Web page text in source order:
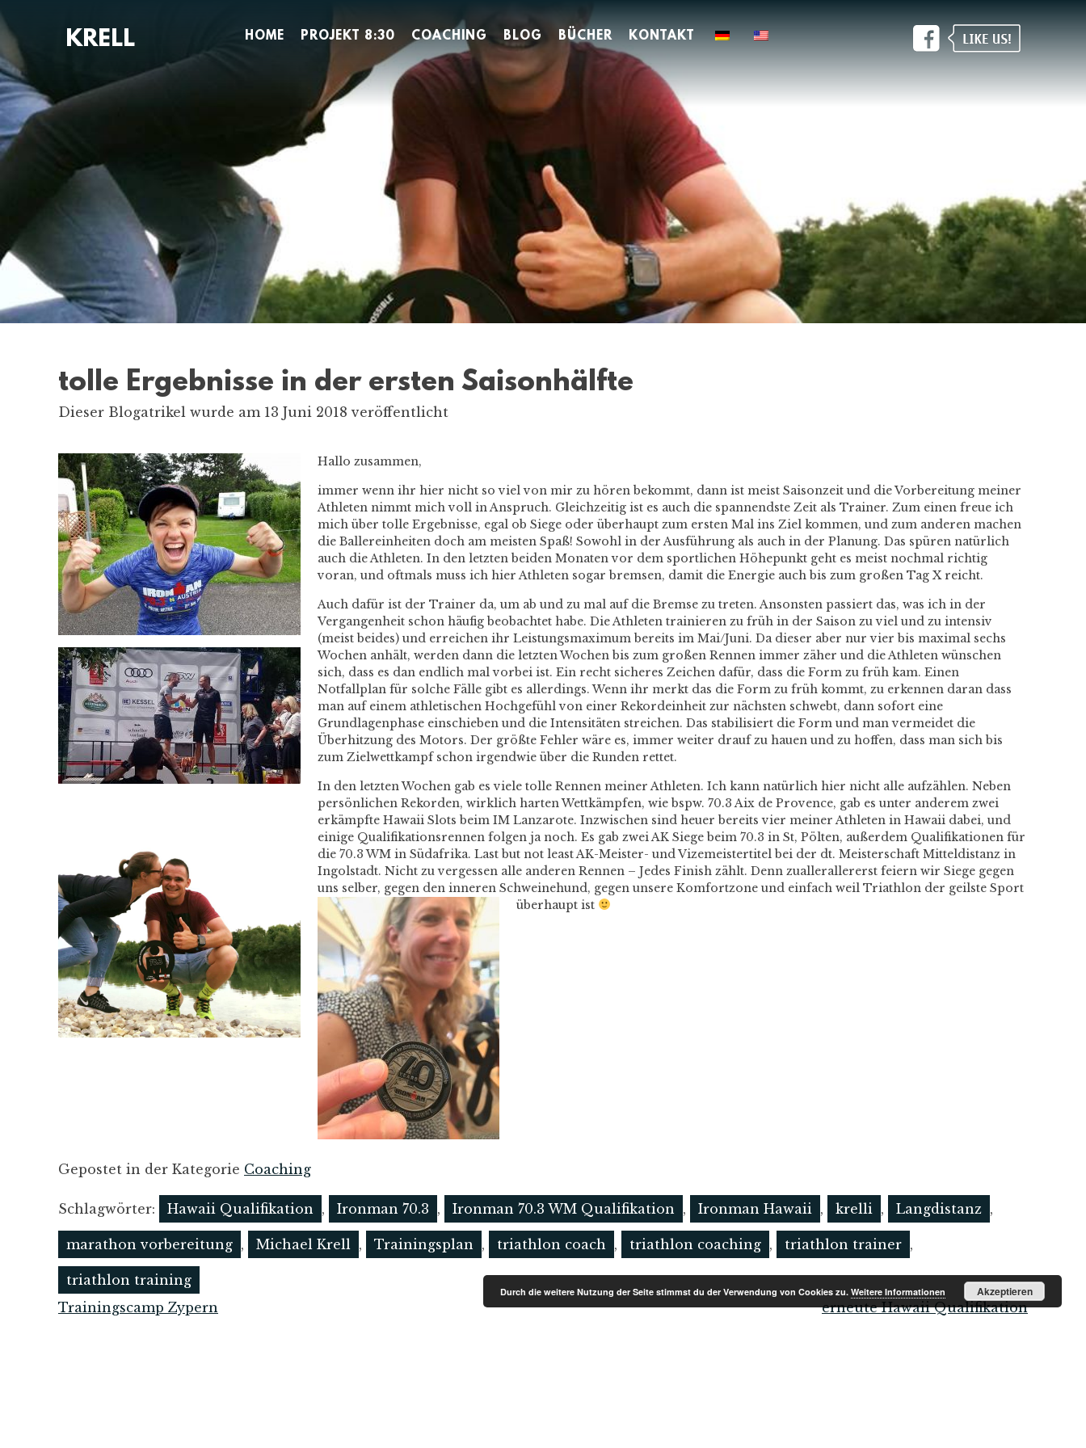
Inhalt
springen
HOME PROJEKT 8:30 COACHING BLOG BÜCHER KONTAKT
tolle Ergebnisse in der ersten Saisonhälfte
Dieser Blogatrikel wurde am 13 Juni 2018 veröffentlicht
Hallo zusammen,
immer wenn ihr hier nicht so viel von mir zu hören bekommt, dann ist meist Saisonzeit und die Vorbereitung meiner
Athleten nimmt mich voll in Anspruch. Gleichzeitig ist es auch die spannendste Zeit als Trainer. Zum einen freue ich
mich über tolle Ergebnisse, egal ob Siege oder überhaupt zum ersten Mal ins Ziel kommen, und zum anderen machen
die Ballereinheiten doch am meisten Spaß! Sowohl in der Ausführung als auch in der Planung. Das spüren natürlich
auch die Athleten. In den letzten beiden Monaten vor dem sportlichen Höhepunkt geht es meist nochmal richtig
voran, und oftmals muss ich hier Athleten sogar bremsen, damit die Energie auch bis zum großen Tag X reicht.
Auch dafür ist der Trainer da, um ab und zu mal auf die Bremse zu treten. Ansonsten passiert das, was ich in der
Vergangenheit schon häufig beobachtet habe. Die Athleten trainieren zu früh in der Saison zu viel und zu intensiv
(meist beides) und erreichen ihr Leistungsmaximum bereits im Mai/Juni. Da dieser aber nur vier bis maximal sechs
Wochen anhält, werden dann die letzten Wochen bis zum großen Rennen immer zäher und die Athleten wünschen
sich, dass es dan endlich mal vorbei ist. Ein recht sicheres Zeichen dafür, dass die Form zu früh kam. Einen
Notfallplan für solche Fälle gibt es allerdings. Wenn ihr merkt das die Form zu früh kommt, zu erkennen daran dass
man auf einem athletischen Hochgefühl von einer Rekordeinheit zur nächsten schwebt, dann sofort eine
Grundlagenphase einschieben und die Intensitäten streichen. Das stabilisiert die Form und man vermeidet die
Überhitzung des Motors. Der größte Fehler wäre es, immer weiter drauf zu hauen und zu hoffen, dass man sich bis
zum Zielwettkampf schon irgendwie über die Runden rettet.
In den letzten Wochen gab es viele tolle Rennen meiner Athleten. Ich kann natürlich hier nicht alle aufzählen. Neben
persönlichen Rekorden, wirklich harten Wettkämpfen, wie bspw. 70.3 Aix de Provence, gab es unter anderem zwei
erkämpfte Hawaii Slots beim IM Lanzarote. Inzwischen sind heuer bereits vier meiner Athleten in Hawaii dabei, und
einige Qualifikationsrennen folgen ja noch. Es gab zwei AK Siege beim 70.3 in St, Pölten, außerdem Qualifikationen für
die 70.3 WM in Südafrika. Last but not least AK-Meister- und Vizemeistertitel bei der dt. Meisterschaft Mitteldistanz in
Ingolstadt. Nicht zu vergessen alle anderen Rennen – Jedes Finish zählt. Denn zuallerallererst feiern wir Siege gegen
uns selber, gegen den inneren Schweinehund, gegen unsere Komfortzone und einfach weil Triathlon der geilste Sport
überhaupt ist
Gepostet in der Kategorie Coaching
Schlagwörter: Hawaii Qualifikation , Ironman 70.3 , Ironman 70.3 WM Qualifikation , Ironman Hawaii , krelli , Langdistanz ,
marathon vorbereitung , Michael Krell , Trainingsplan , triathlon coach , triathlon coaching , triathlon trainer ,
triathlon training
Trainingscamp Zypern erneute Hawaii Qualifikation
Durch die weitere Nutzung der Seite stimmst du der Verwendung von Cookies zu. Weitere Informationen Akzeptieren